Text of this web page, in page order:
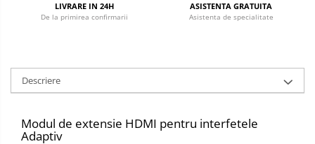
LIVRARE IN 24H
De la primirea confirmarii
ASISTENTA GRATUITA
Asistenta de specialitate
Descriere
Modul de extensie HDMI pentru interfetele
Adaptiv